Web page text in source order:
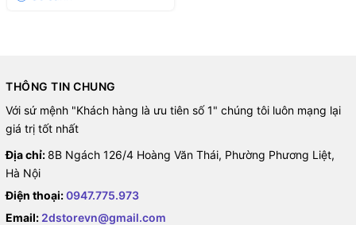
THÔNG TIN CHUNG
Với sứ mệnh "Khách hàng là ưu tiên số 1" chúng tôi luôn mạng lại
giá trị tốt nhất
Địa chỉ: 8B Ngách 126/4 Hoàng Văn Thái, Phường Phương Liệt,
Hà Nội
Điện thoại:0947.775.973
Email: 2dstorevn@gmail.com